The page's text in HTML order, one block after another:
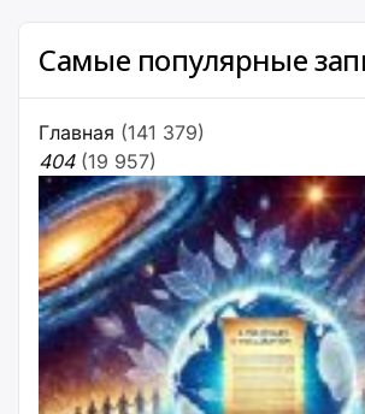
Самые популярные
Главная (141 379)
404 (19 957)